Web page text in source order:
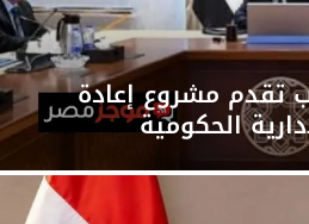
تقدم مشروع إعادة
الحكومية